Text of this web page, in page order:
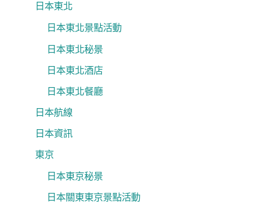
日本東北
日本東北景點活動
日本東北秘景
日本東北酒店
日本東北餐廳
日本航線
日本資訊
東京
日本東京秘景
日本關東東京景點活動